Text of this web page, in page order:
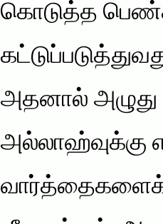
கொடுத்த
அதனால் அழுது
அல்லாஹ்வுக்கு